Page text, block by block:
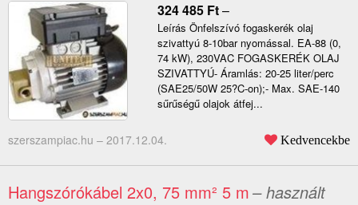
324 485 Ft–
Leírás Önfelszívó fogaskerék olaj
szivattyú 8-10bar nyomással. EA-88 (0,
74 kW), 230VAC FOGASKERÉK OLAJ
SZIVATTYÚ- Áramlás: 20-25 liter/perc
(SAE25/50W 25?C-on);- Max. SAE-140
sűrűségű olajok átfej...
szerszampiac.hu – 2017.12.04. Kedvencekbe
Hangszórókábel 2x0, 75 mm² 5 m– használt